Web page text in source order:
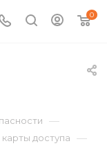
0
—
доступа —